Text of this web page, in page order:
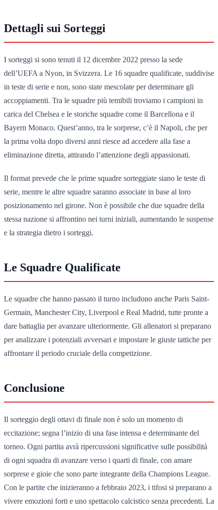
Dettagli sui Sorteggi
I sorteggi si sono tenuti il 12 dicembre 2022 presso la sede
dell’UEFA a Nyon, in Svizzera. Le 16 squadre qualificate, suddivise
in teste di serie e non, sono state mescolate per determinare gli
accoppiamenti. Tra le squadre più temibili troviamo i campioni in
carica del Chelsea e le storiche squadre come il Barcellona e il
Bayern Monaco. Quest’anno, tra le sorprese, c’è il Napoli, che per
la prima volta dopo diversi anni riesce ad accedere alla fase a
eliminazione diretta, attirando l’attenzione degli appassionati.
Il format prevede che le prime squadre sorteggiate siano le teste di
serie, mentre le altre squadre saranno associate in base al loro
posizionamento nel girone. Non è possibile che due squadre della
stessa nazione si affrontino nei turni iniziali, aumentando le suspense
e la strategia dietro i sorteggi.
Le Squadre Qualificate
Le squadre che hanno passato il turno includono anche Paris Saint-
Germain, Manchester City, Liverpool e Real Madrid, tutte pronte a
dare battaglia per avanzare ulteriormente. Gli allenatori si preparano
per analizzare i potenziali avversari e impostare le giuste tattiche per
affrontare il periodo cruciale della competizione.
Conclusione
Il sorteggio degli ottavi di finale non è solo un momento di
eccitazione; segna l’inizio di una fase intensa e determinante del
torneo. Ogni partita avrà ripercussioni significative sulle possibilità
di ogni squadra di avanzare verso i quarti di finale, con amare
sorprese e gioie che sono parte integrante della Champions League.
Con le partite che inizieranno a febbraio 2023, i tifosi si preparano a
vivere emozioni forti e uno spettacolo calcistico senza precedenti. La